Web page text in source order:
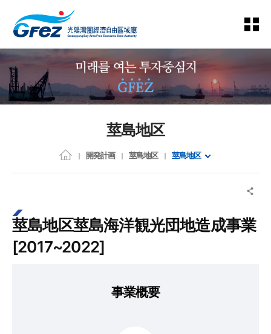
莖島地区
開発計画 莖島地区 莖島地区
莖島地区莖島海洋観光団地造成事業
[2017~2022]
事業概要